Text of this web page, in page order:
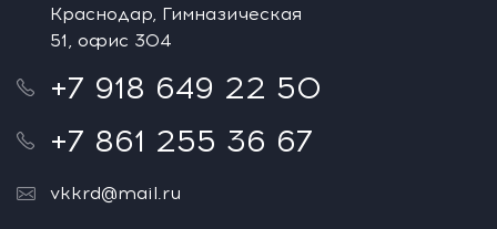
Краснодар, Гимназическая
51, офис 304
+7 918 649 22 50
+7 861 255 36 67
vkkrd@mail.ru